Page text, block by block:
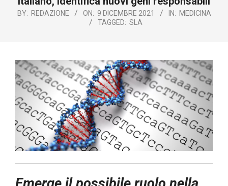
BY: REDAZIONE ON: 9 DICEMBRE 2021 IN: MEDICINA
TAGGED: SLA